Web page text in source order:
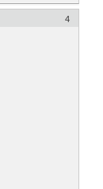
4